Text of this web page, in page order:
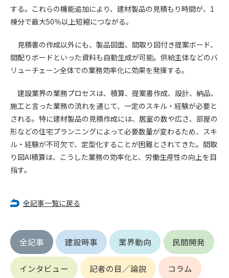
する。これらの機能追加により、建材製品の見積もり時間が、1
棟分で最大50％以上短縮につながる。
見積書の作成以外にも、製品図面、間取り図付き提案ボード、
間配りボードといった資料も自動生成が可能。供給主体などのバ
リューチェーン全体での業務効率化に効果を発揮する。
建設業界の業務プロセスは、積算、提案書作成、設計、納品、
施工と言った業務の流れを通じて、一定のスキル・経験が必要と
される。特に建材製品の見積作成には、居室の数や広さ、部屋の
形などの住宅プランニングによって必要数量が変わるため、スキ
ル・経験が不可欠で、定型化することが困難とされてきた。間取
り図AI積算は、こうした業務の効率化と、労働生産性の向上を目
指す。
全記事一覧に戻る
全記事 建設時事 業界動向 民間開発
インタビュー 記者の目／論説 コラム
(4) 会員申込者が管理者所定の手続き通りに会員申込手続き処
理を行わなかった場合
(5) その他管理者が会員とすることを不適当と判断した場合
2. 管理者は承認後であっても承認した会員が前項の何れかに該
当することが判明した場合、会員資格を取り消すことがあり
ます。
1. 会員は申込の際に管理者が発行したIDおよびパスワードの使
用および管理について責任を負うものとします。
2. 会員は、自己のIDおよびパスワードを、貸与、譲渡、売買、
その他形態を問わず、第三者に利用させることはできませ
ん。
3. 会員は、IDおよびパスワードの管理不十分、使用上の過誤、
第6条（会員の禁止事項）
(1) 第三者または管理者の著作権、その他知的所有権を侵害す
る行為
(2) 第三者または管理者の財産、プライバシー等を侵害する行
為